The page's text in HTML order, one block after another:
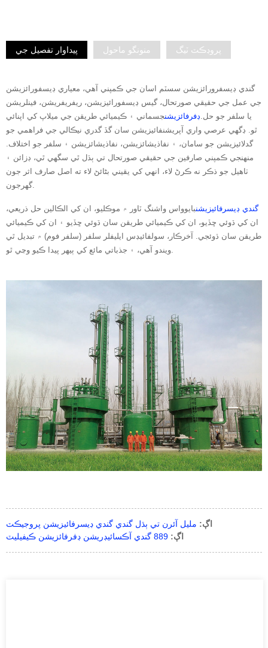
پيداوار تفصيل جي منونگو ماحول پروڊڪٽ ٽيگ
گندي ڊيسفرورائزيشن سسٽم اسان جي ڪمپني آهي، معياري ڊيسفورائزيشن
جي عمل جي حقيقي صورتحال، گيس ڊيسفورائيزيشن، ريفريفريشن، فينلريشن
يا سلفر جو حل. ڊفرفائزيشنجسماني ۽ ڪيميائي طريقن جي ميلاپ کي اپنائي
ٿو. ڊگھي عرصي واري آپريشنفائيزيشن سان گڏ گدري نيڪالي جي فراهمي جو
گدلائيزيشن جو سامان، ۽ نفاذيشائزيشن، نفاذيشائزيشن ۽ سلفر جو اختلاف.
منهنجي ڪمپني صارفين جي حقيقي صورتحال تي ٻڌل ٿي سگهي ٿي، ڊزائن ۽
ٺاهيل جو ذڪر نه ڪرڻ لاء، انهي کي يقيني بڻائڻ لاء ته اصل صارف اثر جون
گهرجون.
گندي ڊيسرفائيزيشنبايوواس واشنگ ٽاور ۾ موڪليو، ان کي الڪالين حل ذريعي،
ان کي ڌوئي ڇڏيو، ان کي ڪيميائي طريقن سان ڌوئي ڇڏيو ۽ ان کي ڪيميائي
طريقن سان ڌوئجي. آخرڪار، سولفائيڊس ايليفلر سلفر (سلفر فوم) ۾ تبديل ٿي
اڳ: مليل آئرن تي ٻڌل گندي گندي ڊيسرفائيزيشن پروجيڪٽ
اڳ: 889 گندي آڪسائيڊريشن ڊفرفائزيشن ڪيفيليٽ